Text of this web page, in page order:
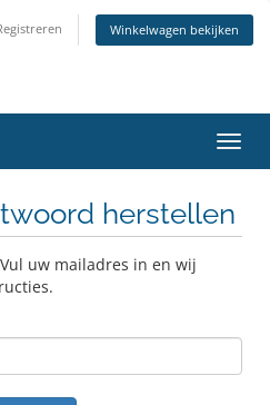
Winkelwagen bekijken
in-/
herstellen
uw mailadres in en wij